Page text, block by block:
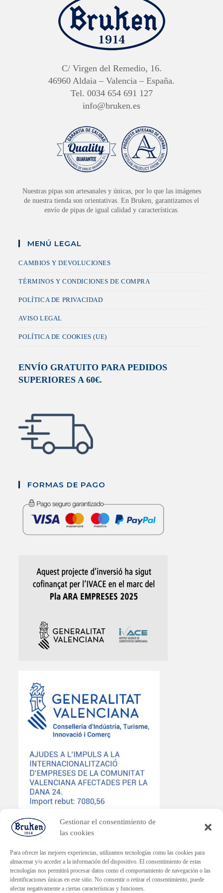
Gestionar el consentimiento de
las cookies
Para ofrecer las mejores experiencias, utilizamos tecnologías como las cookies para
almacenar y/o acceder a la información del dispositivo. El consentimiento de estas
tecnologías nos permitirá procesar datos como el comportamiento de navegación o las
identificaciones únicas en este sitio. No consentir o retirar el consentimiento, puede
afectar negativamente a ciertas características y funciones.
C/ Virgen del Remedio, 16.
46960 Aldaia – Valencia – España.
Tel. 0034 654 691 127
info@bruken.es
Nuestras pipas son artesanales y únicas, por lo que las imágenes
de nuestra tienda son orientativas. En Bruken, garantizamos el
envío de pipas de igual calidad y características.
MENÚ LEGAL
CAMBIOS Y DEVOLUCIONES
TÉRMINOS Y CONDICIONES DE COMPRA
POLÍTICA DE PRIVACIDAD
AVISO LEGAL
POLÍTICA DE COOKIES (UE)
ENVÍO GRATUITO PARA PEDIDOS
SUPERIORES A 60€.
FORMAS DE PAGO
PLAN ENDAVANT
Subvenció dirigida a la reactivació econòmica en els municipis